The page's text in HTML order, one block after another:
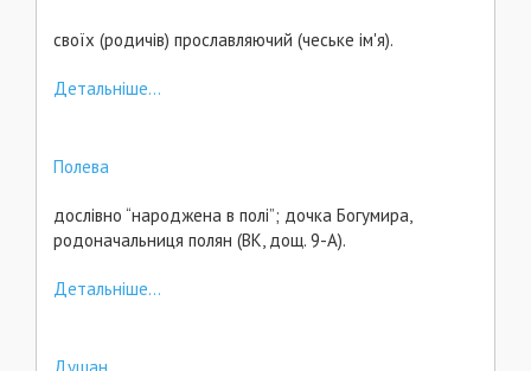
своїх (родичів) прославляючий (чеське ім'я).
Детальніше...
Полева
дослівно “народжена в полі”; дочка Богумира,
родоначальниця полян (ВК, дощ. 9-А).
Детальніше...